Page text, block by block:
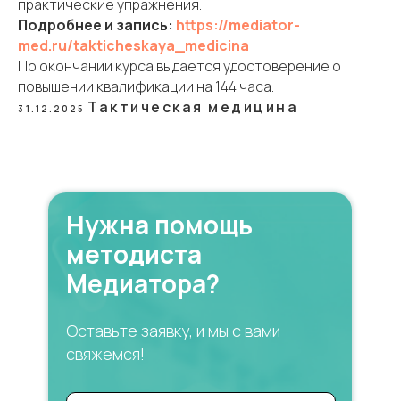
практические упражнения.
Подробнее и запись: https://mediator-
med.ru/takticheskaya_medicina
По окончании курса выдаётся удостоверение о
повышении квалификации на 144 часа.
31.12.2025 Тактическая медицина
Нужна помощь
методиста
Медиатора?
Оставьте заявку, и мы с вами
свяжемся!